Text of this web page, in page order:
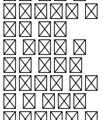
대성이론은 충
분히 밀집
된 질량이 시
공을 뒤틀어
블랙홀을 형성
할 수 있음을